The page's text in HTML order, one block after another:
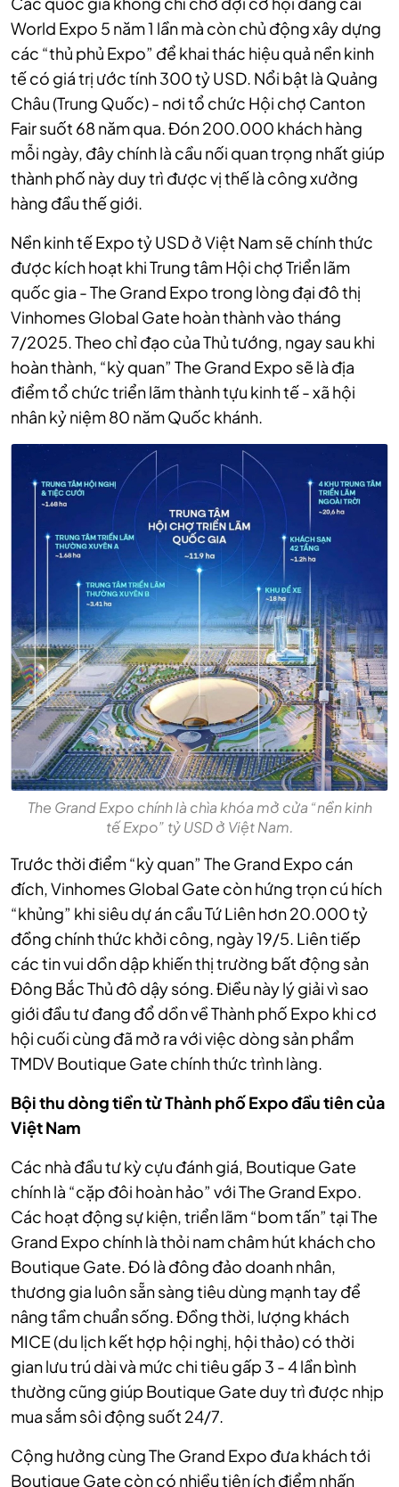
World Expo 5 năm 1 lần mà còn chủ động xây dựng
các “thủ phủ Expo” để khai thác hiệu quả nền kinh
tế có giá trị ước tính 300 tỷ USD. Nổi bật là Quảng
Châu (Trung Quốc) - nơi tổ chức Hội chợ Canton
Fair suốt 68 năm qua. Đón 200.000 khách hàng
mỗi ngày, đây chính là cầu nối quan trọng nhất giúp
thành phố này duy trì được vị thế là công xưởng
hàng đầu thế giới.
Nền kinh tế Expo tỷ USD ở Việt Nam sẽ chính thức
được kích hoạt khi Trung tâm Hội chợ Triển lãm
quốc gia - The Grand Expo trong lòng đại đô thị
Vinhomes Global Gate hoàn thành vào tháng
7/2025. Theo chỉ đạo của Thủ tướng, ngay sau khi
hoàn thành, “kỳ quan” The Grand Expo sẽ là địa
điểm tổ chức triển lãm thành tựu kinh tế - xã hội
nhân kỷ niệm 80 năm Quốc khánh.
The Grand Expo chính là chìa khóa mở cửa “nền kinh
tế Expo” tỷ USD ở Việt Nam.
Trước thời điểm “kỳ quan” The Grand Expo cán
đích, Vinhomes Global Gate còn hứng trọn cú hích
“khủng” khi siêu dự án cầu Tứ Liên hơn 20.000 tỷ
đồng chính thức khởi công, ngày 19/5. Liên tiếp
các tin vui dồn dập khiến thị trường bất động sản
Đông Bắc Thủ đô dậy sóng. Điều này lý giải vì sao
giới đầu tư đang đổ dồn về Thành phố Expo khi cơ
hội cuối cùng đã mở ra với việc dòng sản phẩm
TMDV Boutique Gate chính thức trình làng.
Bội thu dòng tiền từ Thành phố Expo đầu tiên của
Việt Nam
Các nhà đầu tư kỳ cựu đánh giá, Boutique Gate
chính là “cặp đôi hoàn hảo” với The Grand Expo.
Các hoạt động sự kiện, triển lãm “bom tấn” tại The
Grand Expo chính là thỏi nam châm hút khách cho
Boutique Gate. Đó là đông đảo doanh nhân,
thương gia luôn sẵn sàng tiêu dùng mạnh tay để
nâng tầm chuẩn sống. Đồng thời, lượng khách
MICE (du lịch kết hợp hội nghị, hội thảo) có thời
gian lưu trú dài và mức chi tiêu gấp 3 - 4 lần bình
thường cũng giúp Boutique Gate duy trì được nhịp
mua sắm sôi động suốt 24/7.
Cộng hưởng cùng The Grand Expo đưa khách tới
Boutique Gate còn có nhiều tiện ích điểm nhấn